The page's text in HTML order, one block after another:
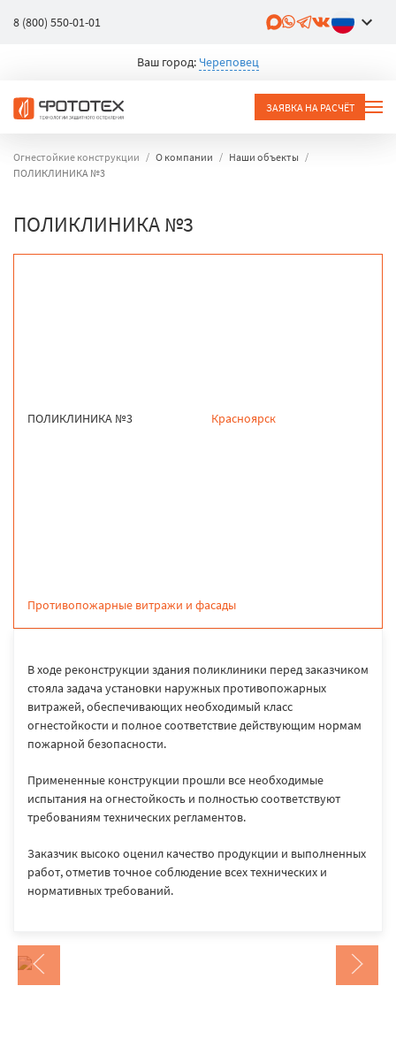
8 (800) 550-01-01
Ваш город: Череповец
ЗАЯВКА НА РАСЧЁТ
Огнестойкие конструкции О компании
Наши объекты
ПОЛИКЛИНИКА №3
ПОЛИКЛИНИКА №3
ПОЛИКЛИНИКА №3 Красноярск
Противопожарные витражи и фасады
В ходе реконструкции здания поликлиники перед заказчиком
стояла задача установки наружных противопожарных
витражей, обеспечивающих необходимый класс
огнестойкости и полное соответствие действующим нормам
пожарной безопасности.
Примененные конструкции прошли все необходимые
испытания на огнестойкость и полностью соответствуют
требованиям технических регламентов.
Заказчик высоко оценил качество продукции и выполненных
работ, отметив точное соблюдение всех технических и
нормативных требований.